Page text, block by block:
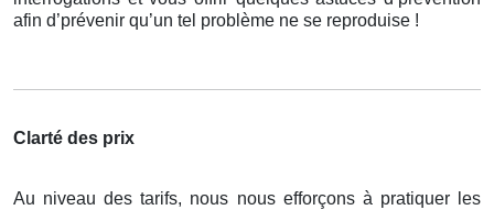
afin d’prévenir qu’un tel problème ne se reproduise !
Clarté des prix
Au niveau des tarifs, nous nous efforçons à pratiquer les